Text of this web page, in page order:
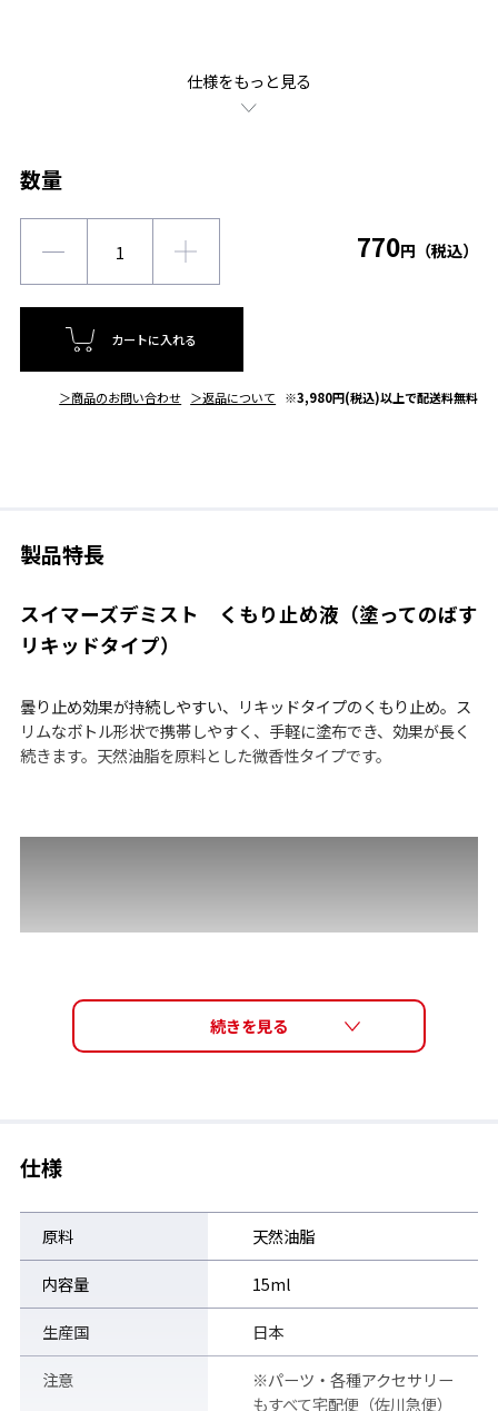
仕様をもっと見る
数量
770円（税込）
カートに入れる
＞商品のお問い合わせ ＞返品について ※3,980円(税込)以上で配送料無料
製品特長
スイマーズデミスト くもり止め液（塗ってのばす
リキッドタイプ）
曇り止め効果が持続しやすい、リキッドタイプのくもり止め。ス
リムなボトル形状で携帯しやすく、手軽に塗布でき、効果が長く
続きます。天然油脂を原料とした微香性タイプです。
＜使用方法＞
1. レンズ内側に液を落とす
レンズの内側にスイマーズデミストを1～2液落とします。
仕様
原料 天然油脂
内容量 15ml
生産国 日本
注意
※パーツ・各種アクセサリー
もすべて宅配便（佐川急便）